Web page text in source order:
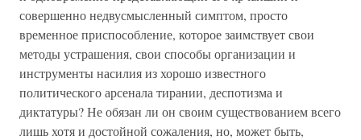
совершенно недвусмысленный симптом, просто
временное приспособление, которое заимствует свои
методы устрашения, свои способы организации и
инструменты насилия из хорошо известного
политического арсенала тирании, деспотизма и
диктатуры? Не обязан ли он своим существованием всего
лишь хотя и достойной сожаления, но, может быть,